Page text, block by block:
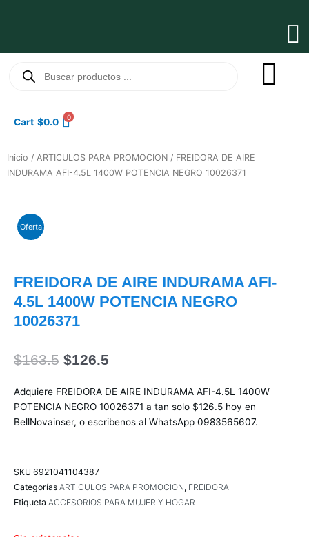
productos
Cart $0.0 0
Inicio / ARTICULOS PARA PROMOCION / FREIDORA DE AIRE
INDURAMA AFI-4.5L 1400W POTENCIA NEGRO 10026371
¡Oferta!
FREIDORA DE AIRE INDURAMA AFI-
4.5L 1400W POTENCIA NEGRO
10026371
$163.5 El
original
era:
$163.5.
$126.5
actual
es:
$126.5.
Adquiere FREIDORA DE AIRE INDURAMA AFI-4.5L 1400W
POTENCIA NEGRO 10026371 a tan solo $126.5 hoy en
BellNovainser, o escribenos al WhatsApp 0983565607.
SKU 6921041104387
Categorías ARTICULOS PARA PROMOCION, FREIDORA
Etiqueta ACCESORIOS PARA MUJER Y HOGAR